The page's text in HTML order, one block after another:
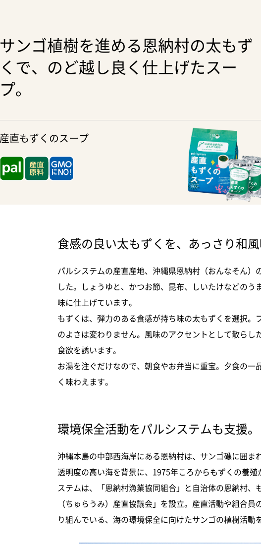
サンゴ植樹を進める恩納村の太もず
くで、のど越し良く仕上げたスー
プ。
産直もずくのスープ
食感の良い太もずくを、あっさり和風
パルシステムの産直産地、沖縄県恩納村（おんなそん）
した。しょうゆと、かつお節、昆布、しいたけなどのう
味に仕上げています。
もずくは、弾力のある食感が持ち味の太もずくを選択。
のよさは変わりません。風味のアクセントとして散らし
食欲を誘います。
お湯を注ぐだけなので、朝食やお弁当に重宝。夕食の一
く味わえます。
環境保全活動をパルシステムも支援。
沖縄本島の中部西海岸にある恩納村は、サンゴ礁に囲ま
透明度の高い海を背景に、1975年ころからもずくの養
ステムは、「恩納村漁業協同組合」と自治体の恩納村
（ちゅらうみ）産直協議会」を設立。産直活動や組合
り組んでいる、海の環境保全に向けたサンゴの植樹活動